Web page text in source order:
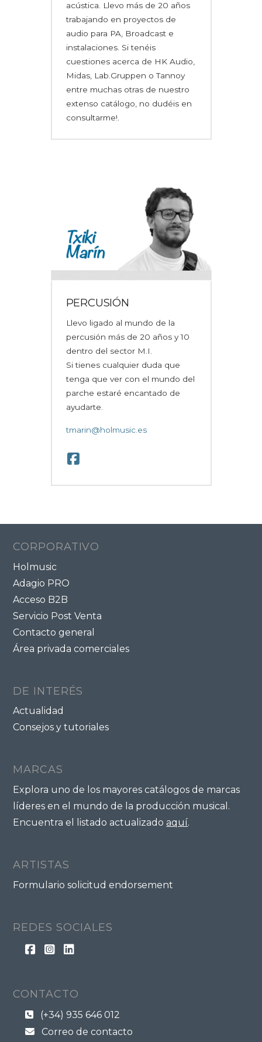
acústica. Llevo más de 20 años
trabajando en proyectos de
audio para PA, Broadcast e
instalaciones. Si tenéis
cuestiones acerca de HK Audio,
Midas, Lab.Gruppen o Tannoy
entre muchas otras de nuestro
extenso catálogo, no dudéis en
consultarme!.
PERCUSIÓN
Llevo ligado al mundo de la
percusión más de 20 años y 10
dentro del sector M.I.
Si tienes cualquier duda que
tenga que ver con el mundo del
parche estaré encantado de
ayudarte.
tmarin@holmusic.es
CORPORATIVO
Holmusic
Adagio PRO
Acceso B2B
Servicio Post Venta
Contacto general
Área privada comerciales
DE INTERÉS
Actualidad
Consejos y tutoriales
MARCAS
Explora uno de los mayores catálogos de marcas
líderes en el mundo de la producción musical.
Encuentra el listado actualizadoaquí.
ARTISTAS
Formulario solicitud endorsement
REDES SOCIALES
CONTACTO
(+34) 935 646 012
Correo de contacto